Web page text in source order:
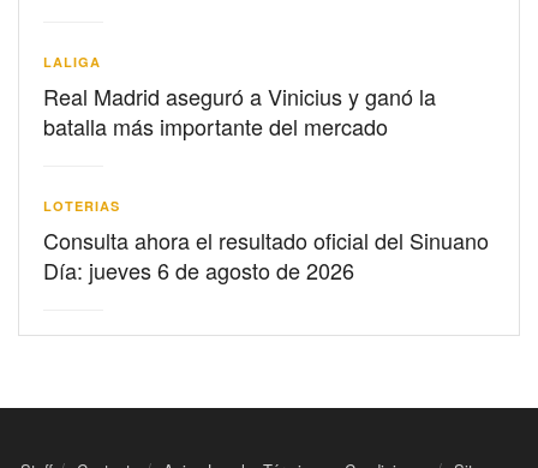
LALIGA
Real Madrid aseguró a Vinicius y ganó la
batalla más importante del mercado
LOTERIAS
Consulta ahora el resultado oficial del Sinuano
Día: jueves 6 de agosto de 2026